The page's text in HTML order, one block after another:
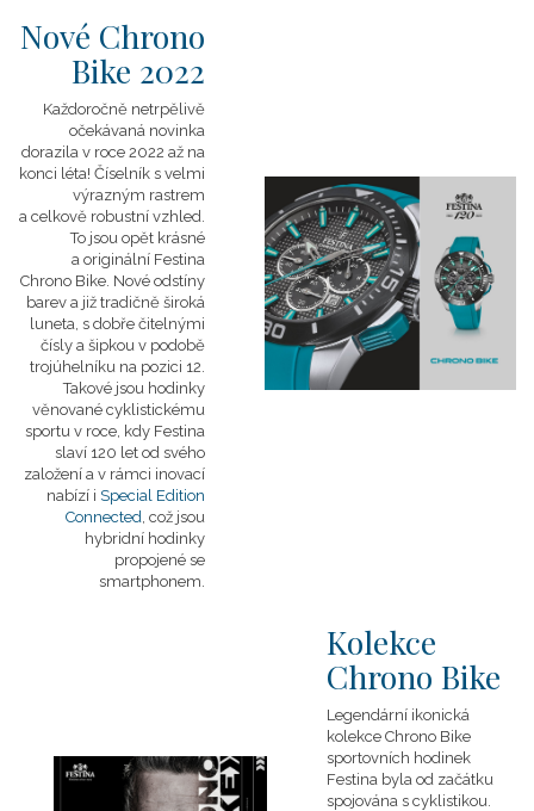
Nové Chrono
Bike 2022
Každoročně netrpělivě
očekávaná novinka
dorazila v roce 2022 až na
konci léta! Číselník s velmi
výrazným rastrem
a celkově robustní vzhled.
To jsou opět krásné
a originální Festina
Chrono Bike. Nové odstíny
barev a již tradičně široká
luneta, s dobře čitelnými
čísly a šipkou v podobě
trojúhelníku na pozici 12.
Takové jsou hodinky
věnované cyklistickému
sportu v roce, kdy Festina
slaví 120 let od svého
založení a v rámci inovací
nabízí i Special Edition
Connected , což jsou
hybridní hodinky
propojené se
smartphonem.
Kolekce
Chrono Bike
Legendární ikonická
kolekce Chrono Bike
sportovních hodinek
Festina byla od začátku
spojována s cyklistikou.